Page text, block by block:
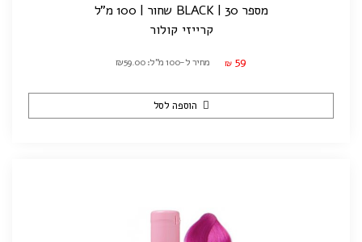
מספר 30 | BLACK שחור | 100 מ"ל
קרייזי קולור
₪ 59 מחיר ל-100 מ"ל: ₪59.00
הוספה לסל